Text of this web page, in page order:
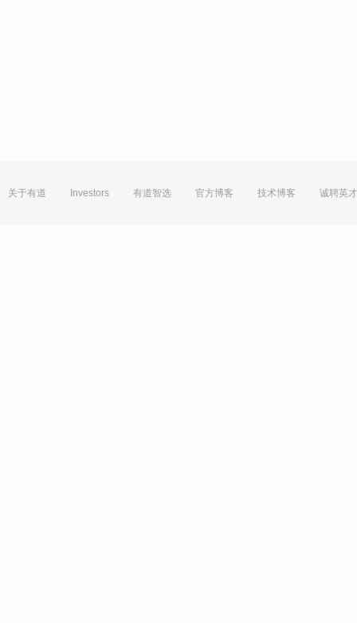
关于有道 Investors 有道智选 官方博客 技术博客 诚聘英才